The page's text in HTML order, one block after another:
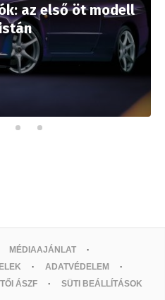
az első öt modell
MÉDIAAJÁNLAT
ADATVÉDELEM
ÁSZF SÜTI BEÁLLÍTÁSOK